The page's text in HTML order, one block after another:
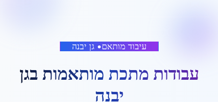
עיבוד מותאם•גן יבנה
עבודות מתכת מותאמות בגן
יבנה